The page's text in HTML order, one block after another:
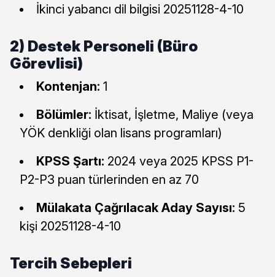
İkinci yabancı dil bilgisi 20251128-4-10
2) Destek Personeli (Büro
Görevlisi)
Kontenjan: 1
Bölümler: İktisat, İşletme, Maliye (veya
YÖK denkliği olan lisans programları)
KPSS Şartı: 2024 veya 2025 KPSS P1-
P2-P3 puan türlerinden en az 70
Mülakata Çağrılacak Aday Sayısı: 5
kişi 20251128-4-10
Tercih Sebepleri